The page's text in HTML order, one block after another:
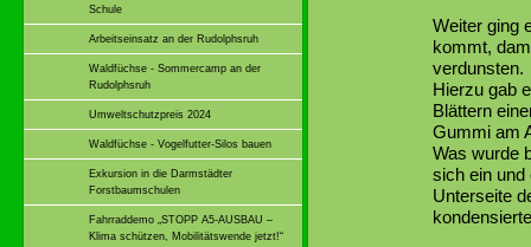
Schule
Arbeitseinsatz an der Rudolphsruh
Waldfüchse - Sommercamp an der
Rudolphsruh
Umweltschutzpreis 2024
Waldfüchse - Vogelfutter-Silos bauen
Exkursion in die Darmstädter
Forstbaumschulen
Fahrraddemo „STOPP A5-AUSBAU –
Klima schützen, Mobilitätswende jetzt!“
Weiter ging
kommt,
verdunsten.
Hierzu gab
Blättern
Gummi am
Was wurde
sich ein und
Unterseite